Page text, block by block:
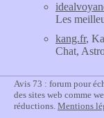
Les
kang.fr,
Chat,
Avis 73 : forum pour
des sites web comme
réductions. Mentions